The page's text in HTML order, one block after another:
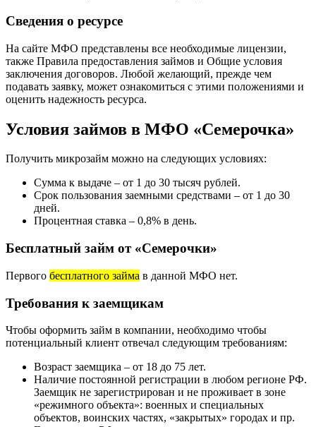
Сведения о ресурсе
На сайте МФО представлены все необходимые лицензии,
также Правила предоставления займов и Общие условия
заключения договоров. Любой желающий, прежде чем
подавать заявку, может ознакомиться с этими положениями и
оценить надежность ресурса.
Условия займов в МФО «Семерочка»
Получить микрозайм можно на следующих условиях:
Сумма к выдаче – от 1 до 30 тысяч рублей.
Срок пользования заемными средствами – от 1 до 30
дней.
Процентная ставка – 0,8% в день.
Бесплатный займ от «Семерочки»
Первого бесплатного займа в данной МФО нет.
Требования к заемщикам
Чтобы оформить займ в компании, необходимо чтобы
потенциальный клиент отвечал следующим требованиям:
Возраст заемщика – от 18 до 75 лет.
Наличие постоянной регистрации в любом регионе РФ.
Заемщик не зарегистрирован и не проживает в зоне
«режимного объекта»: военных и специальных
объектов, воинских частях, «закрытых» городах и пр.